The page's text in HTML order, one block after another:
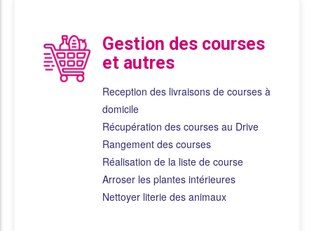
Gestion des courses
et autres
Reception des livraisons de courses à
domicile
Récupération des courses au Drive
Rangement des courses
Réalisation de la liste de course
Arroser les plantes intérieures
Nettoyer literie des animaux